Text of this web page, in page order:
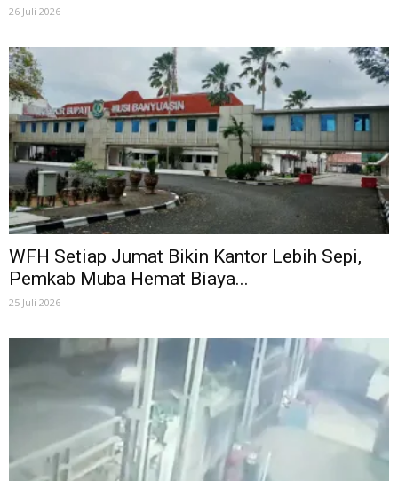
26 Juli 2026
WFH Setiap Jumat Bikin Kantor Lebih Sepi,
Pemkab Muba Hemat Biaya...
25 Juli 2026